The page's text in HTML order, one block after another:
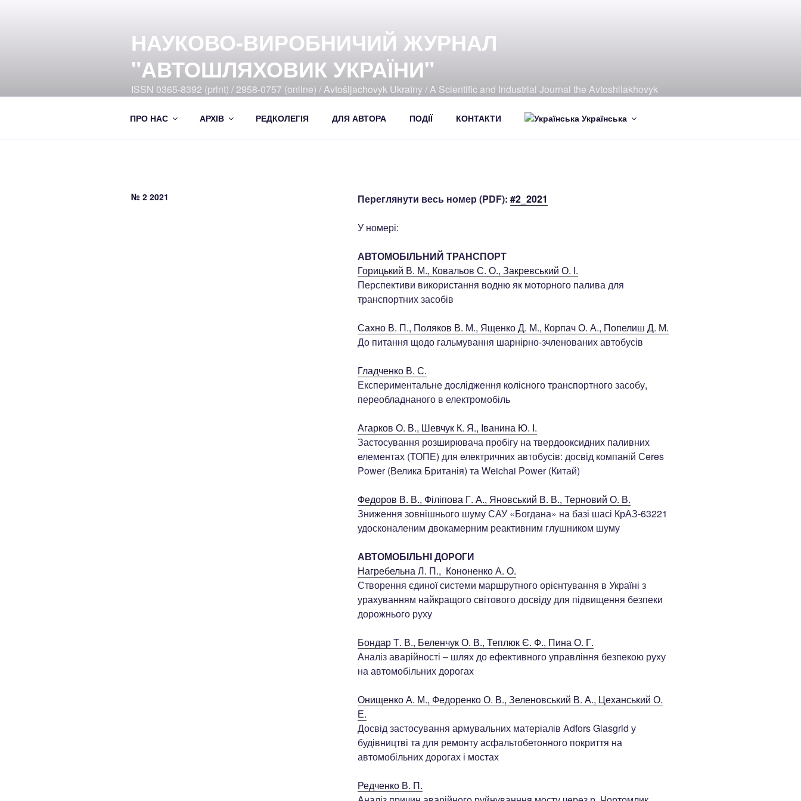
НАУКОВО-ВИРОБНИЧИЙ ЖУРНАЛ
"АВТОШЛЯХОВИК УКРАЇНИ"
ISSN 0365-8392 (print) / 2958-0757 (online) / Avtošljachovyk Ukraïny / A Scientific and Industrial Journal the Avtoshliakhovyk
ПРО НАС АРХІВ РЕДКОЛЕГІЯ ДЛЯ АВТОРА ПОДІЇ КОНТАКТИ Українська
№ 2 2021 Переглянути весь номер (PDF): #2_2021
У номері:
АВТОМОБІЛЬНИЙ ТРАНСПОРТ
Горицький В. М., Ковальов С. О., Закревський О. І.
Перспективи використання водню як моторного палива для
транспортних засобів
Сахно В. П., Поляков В. М., Ященко Д. М., Корпач О. А., Попелиш Д. М.
До питання щодо гальмування шарнірно-зчленованих автобусів
Гладченко В. С.
Експериментальне дослідження колісного транспортного засобу,
переобладнаного в електромобіль
Агарков О. В., Шевчук К. Я., Iванина Ю. І.
Застосування розширювача пробігу на твердооксидних паливних
елементах (ТОПЕ) для електричних автобусів: досвід компаній Сeres
Power (Велика Британія) та Weichai Power (Китай)
Федоров В. В., Філіпова Г. А., Яновський В. В., Терновий О. В.
Зниження зовнішнього шуму САУ «Богдана» на базі шасі КрАЗ-63221
удосконаленим двокамерним реактивним глушником шуму
АВТОМОБІЛЬНІ ДОРОГИ
Нагребельна Л. П., Кононенко А. О.
Створення єдиної системи маршрутного орієнтування в Україні з
урахуванням найкращого світового досвіду для підвищення безпеки
дорожнього руху
Бондар Т. В., Беленчук О. В., Теплюк Є. Ф., Пина О. Г.
Аналіз аварійності – шлях до ефективного управління безпекою руху
на автомобільних дорогах
Онищенко А. М., Федоренко О. В., Зеленовський В. А., Цеханський О.
Е.
Досвід застосування армувальних матеріалів Adfors Glasgrid у
будівництві та для ремонту асфальтобетонного покриття на
автомобільних дорогах і мостах
Редченко В. П.